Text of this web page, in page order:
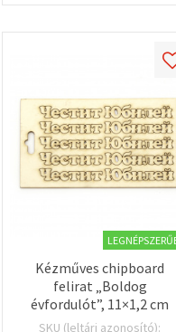
Kézműves chipboard
felirat „Boldog
évfordulót”, 11×1,2 cm
SKU (leltári azonosító):